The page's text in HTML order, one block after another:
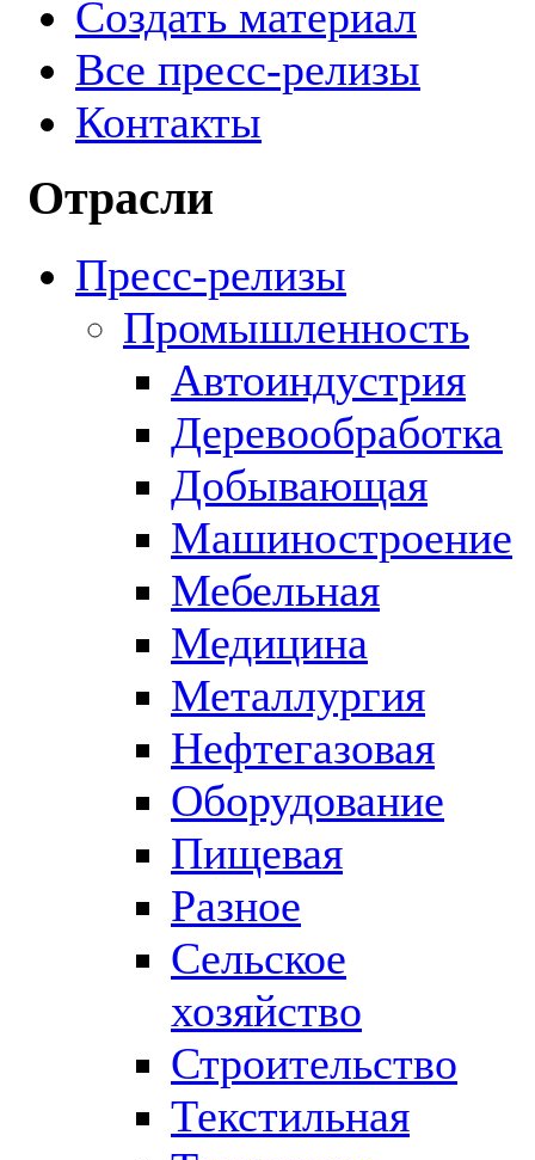
Создать материал
Все пресс-релизы
Контакты
Отрасли
Пресс-релизы
Промышленность
Автоиндустрия
Деревообработка
Добывающая
Машиностроение
Мебельная
Медицина
Металлургия
Нефтегазовая
Оборудование
Пищевая
Разное
Сельское
хозяйство
Строительство
Текстильная